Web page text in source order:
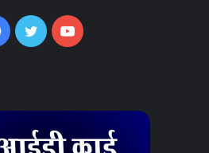
Facebook
TwitterYouTube